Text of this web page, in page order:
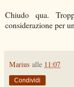
Chiudo qua.
considerazione per
Marius alle 11:07
Condividi